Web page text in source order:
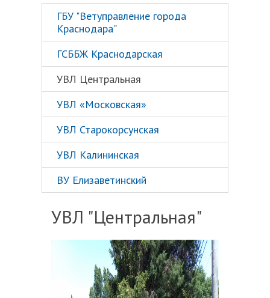
ГБУ "Ветуправление города
Краснодара"
ГСББЖ Краснодарская
УВЛ Центральная
УВЛ «Московская»
УВЛ Старокорсунская
УВЛ Калининская
ВУ Елизаветинский
УВЛ "Центральная"